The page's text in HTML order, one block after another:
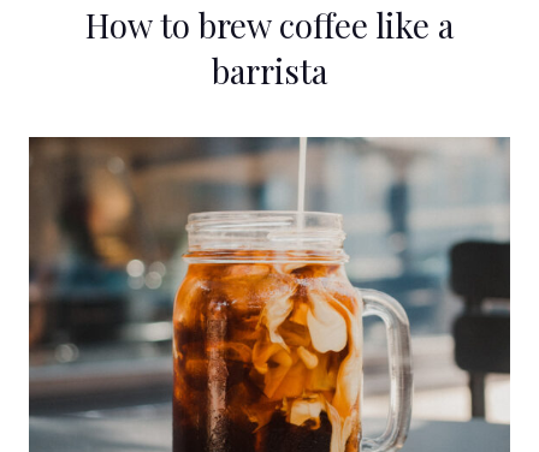
How to brew coffee like a
barrista